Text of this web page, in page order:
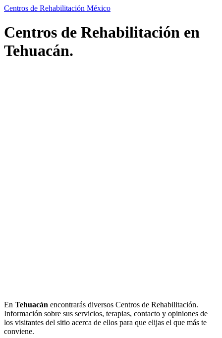
Centros de Rehabilitación México
Centros de Rehabilitación en
Tehuacán.
En Tehuacán encontrarás diversos Centros de Rehabilitación.
Información sobre sus servicios, terapias, contacto y opiniones de
los visitantes del sitio acerca de ellos para que elijas el que más te
conviene.